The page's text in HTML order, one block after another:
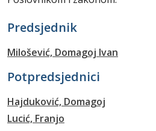
Predsjednik
Milošević, Domagoj Ivan
Potpredsjednici
Hajduković, Domagoj
Lucić, Franjo